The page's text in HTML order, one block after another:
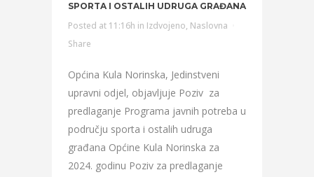
SPORTA I OSTALIH UDRUGA GRAĐANA
Posted at 11:16h in Izdvojeno, Naslovna
Share
Općina Kula Norinska, Jedinstveni
upravni odjel, objavljuje Poziv za
predlaganje Programa javnih potreba u
području sporta i ostalih udruga
građana Općine Kula Norinska za
2024. godinu Poziv za predlaganje